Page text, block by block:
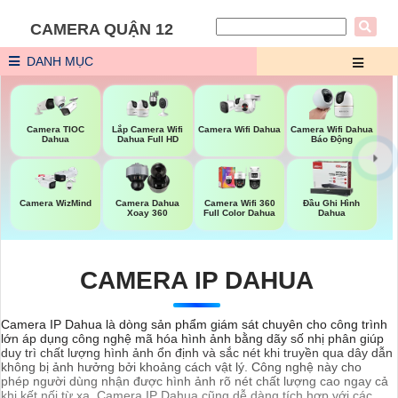
CAMERA QUẬN 12
DANH MỤC
Camera TIOC
Dahua
Lắp Camera Wifi
Dahua Full HD
Camera Wifi Dahua
Camera Wifi Dahua
Báo Động
Camera WizMind
Camera Dahua
Xoay 360
Camera Wifi 360
Full Color Dahua
Đầu Ghi Hình
Dahua
CAMERA IP DAHUA
Camera IP Dahua là dòng sản phẩm giám sát chuyên cho công trình
lớn áp dụng công nghệ mã hóa hình ảnh bằng dãy số nhị phân giúp
duy trì chất lượng hình ảnh ổn định và sắc nét khi truyền qua dây dẫn
không bị ảnh hưởng bởi khoảng cách vật lý. Công nghệ này cho
phép người dùng nhận được hình ảnh rõ nét chất lượng cao ngay cả